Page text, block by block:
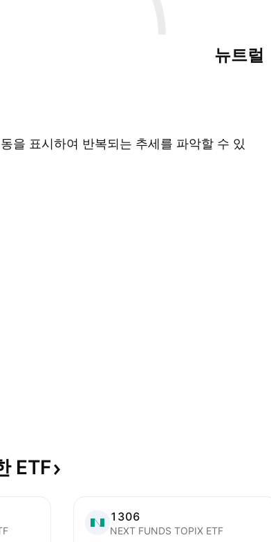
뉴트럴
을 표시하여 반복되는 추세를 파악할 수 있
ETF
1306
NEXT FUNDS TOPIX ETF